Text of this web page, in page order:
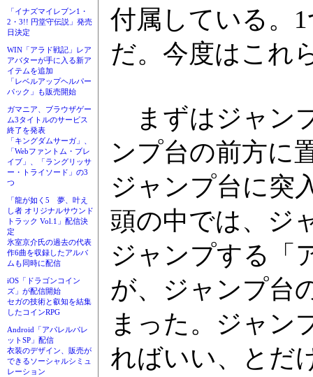
「イナズマイレブン1・
2・3!! 円堂守伝説」発売
日決定
WIN「アラド戦記」レア
アバターが手に入る新ア
イテムを追加
「レベルアップヘルパー
パック」も販売開始
ガマニア、ブラウザゲー
ム3タイトルのサービス
終了を発表
「キングダムサーガ」、
「Webファントム・ブレ
イブ」、「ラングリッサ
ー・トライソード」の3
つ
「龍が如く5 夢、叶え
し者 オリジナルサウンド
トラック Vol.1」配信決
定
氷室京介氏の過去の代表
作6曲を収録したアルバ
ムも同時に配信
iOS「ドラゴンコイン
ズ」が配信開始
セガの技術と叡知を結集
したコインRPG
Android「アパレルパレ
ットSP」配信
衣装のデザイン、販売が
できるソーシャルシミュ
レーション
付属している。
だ。今度はこれ
まずはジャン
ンプ台の前方に
ジャンプ台に
頭の中では、ジ
ジャンプする「
が、ジャンプ台
まった。ジャン
ればいい、とだ